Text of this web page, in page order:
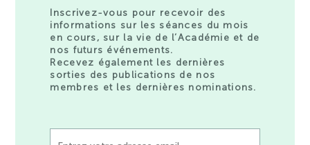
Inscrivez-vous pour recevoir des
informations sur les séances du mois
en cours, sur la vie de l’Académie et de
nos futurs événements.
Recevez également les dernières
sorties des publications de nos
membres et les dernières nominations.